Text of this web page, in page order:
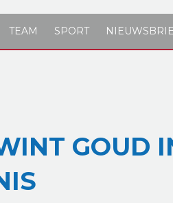
TEAM SPORT
GOUD